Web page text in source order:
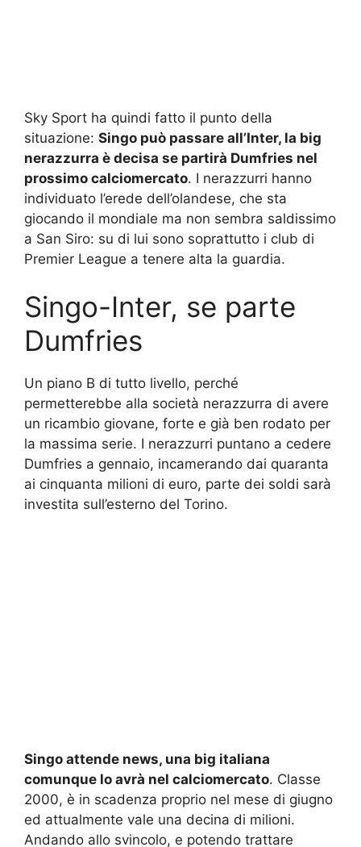
Sky Sport ha quindi fatto il punto della
situazione: Singo può passare all’Inter, la big
nerazzurra è decisa se partirà Dumfries nel
prossimo calciomercato. I nerazzurri hanno
individuato l’erede dell’olandese, che sta
giocando il mondiale ma non sembra saldissimo
a San Siro: su di lui sono soprattutto i club di
Premier League a tenere alta la guardia.
Singo-Inter, se parte
Dumfries
Un piano B di tutto livello, perché
permetterebbe alla società nerazzurra di avere
un ricambio giovane, forte e già ben rodato per
la massima serie. I nerazzurri puntano a cedere
Dumfries a gennaio, incamerando dai quaranta
ai cinquanta milioni di euro, parte dei soldi sarà
investita sull’esterno del Torino.
Singo attende news, una big italiana
comunque lo avrà nel calciomercato. Classe
2000, è in scadenza proprio nel mese di giugno
ed attualmente vale una decina di milioni.
Andando allo svincolo, e potendo trattare